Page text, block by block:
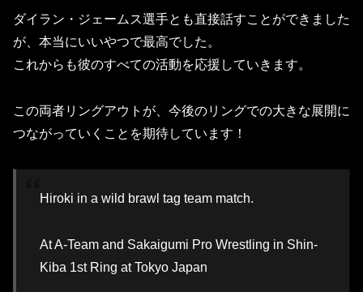
ダイラン・ジェームス選手とも直接話すことができました
が、本当にいいやつで最高でした。
これからも彼のすべての活動を応援していきます。
この両者リングアウトが、今後のリングでの大きな展開に
つながっていくことを期待しています！
Hiroki in a wild brawl tag team match.
At A-Team and Sakaigumi Pro Wrestling in Shin-
Kiba 1st Ring at Tokyo Japan